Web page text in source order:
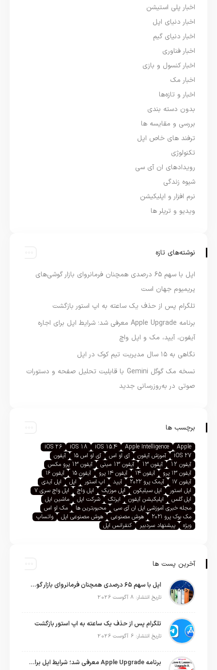
اخبار پلی استیشن
اخبار دنیای اپل
اخبار دنیای گیم
اخبار فناوری
اخبار کنسول و بازی
اخبار مک
اخبار و تازه‌ها
بدون دسته بندی
بررسی و مقایسه ها
ترفند های خاص اپل
تکنولوژی
رویدادهای ان آی سی
شیوه زندگی
نرم افزار و اپلیکیشن
ویدیو و تریلر ها
نوشته‌های تازه
اپل با سهم ۶۵ درصدی همچنان فرمانروای بازار گوشی‌های
پریمیوم جهان است
تلگرام پس از حذف یک ساعته به اپ استور بازگشت
برنامه Apple Upgrade معرفی شد؛ شرایط اپل برای اجاره
آیفون، آیپد، مک و اپل واچ
نگاهی به ۱۵ سال مدیریت تیم کوک در اپل
نسخه مک گوگل Gemini با قابلیت تحلیل صفحه و دستورات
صوتی در به‌روزرسانی جدید
برچسب ها
Apple
Apple Intelligence
iOS 15.4
iOS 18
iOS 26
iOS 27
آموزش آیفون آی او اس آی او اس ۱۵
آیفون
آیفون 12
آیفون 13 آیفون 13 مینی
آیفون 13 پرو مکس
آیفون ۱۳ پرو
آیفون ۱۴ آیفون ۱۴ پرو آیفون ۱۵
آیفون ۱۶
آیفون ۱۷
آیمک پرو ۲۰۲۲ آیپد اپ استور اپل
اپل آیدی
اپل استور
اپل سیلیکون اپل موزیک اپل واچ
اپل واچ سری ۷
اپل گلس
اپلیکیشن آیفون ایرتگ شرکت اپل
ماشین اپل
مجله خبری آموزشی اپل ان آی سی
محبوبترین ها
مک او اس
مک بوک پرو ۲۰۲۱
هوش مصنوعی هوش مصنوعی اپل
واتساپ
ویژه
پیشنهاد سردبیر کنفرانس اپل
آخرین پست ها
اپل با سهم ۶۵ درصدی همچنان فرمانروای بازار گوشی‌های پریمیوم جهان است
تاریخ انتشار: 8 آگوست 2026
تلگرام پس از حذف یک ساعته به اپ استور بازگشت
تاریخ انتشار: 6 آگوست 2026
برنامه Apple Upgrade معرفی شد؛ شرایط اپل برای اجاره آیفون، آیپد، مک و اپل واچ